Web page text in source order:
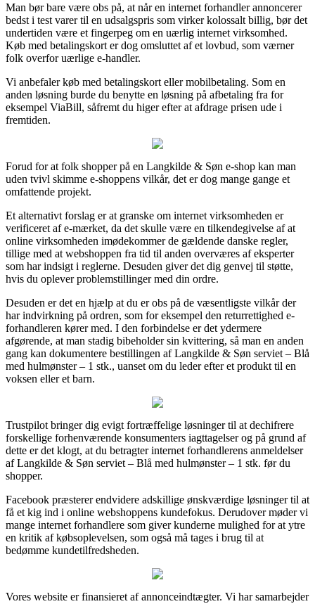
Man bør bare være obs på, at når en internet forhandler annoncerer
bedst i test varer til en udsalgspris som virker kolossalt billig, bør det
undertiden være et fingerpeg om en uærlig internet virksomhed.
Køb med betalingskort er dog omsluttet af et lovbud, som værner
folk overfor uærlige e-handler.
Vi anbefaler køb med betalingskort eller mobilbetaling. Som en
anden løsning burde du benytte en løsning på afbetaling fra for
eksempel ViaBill, såfremt du higer efter at afdrage prisen ude i
fremtiden.
Forud for at folk shopper på en Langkilde & Søn e-shop kan man
uden tvivl skimme e-shoppens vilkår, det er dog mange gange et
omfattende projekt.
Et alternativt forslag er at granske om internet virksomheden er
verificeret af e-mærket, da det skulle være en tilkendegivelse af at
online virksomheden imødekommer de gældende danske regler,
tillige med at webshoppen fra tid til anden overværes af eksperter
som har indsigt i reglerne. Desuden giver det dig genvej til støtte,
hvis du oplever problemstillinger med din ordre.
Desuden er det en hjælp at du er obs på de væsentligste vilkår der
har indvirkning på ordren, som for eksempel den returrettighed e-
forhandleren kører med. I den forbindelse er det ydermere
afgørende, at man stadig bibeholder sin kvittering, så man en anden
gang kan dokumentere bestillingen af Langkilde & Søn serviet – Blå
med hulmønster – 1 stk., uanset om du leder efter et produkt til en
voksen eller et barn.
Trustpilot bringer dig evigt fortræffelige løsninger til at dechifrere
forskellige forhenværende konsumenters iagttagelser og på grund af
dette er det klogt, at du betragter internet forhandlerens anmeldelser
af Langkilde & Søn serviet – Blå med hulmønster – 1 stk. før du
shopper.
Facebook præsterer endvidere adskillige ønskværdige løsninger til at
få et kig ind i online webshoppens kundefokus. Derudover møder vi
mange internet forhandlere som giver kunderne mulighed for at ytre
en kritik af købsoplevelsen, som også må tages i brug til at
bedømme kundetilfredsheden.
Vores website er finansieret af annonceindtægter. Vi har samarbejder